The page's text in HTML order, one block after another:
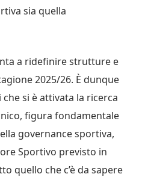
sia quella
a ridefinire strutture e
2025/26. È dunque
si è attivata la ricerca
figura fondamentale
governance sportiva,
Sportivo previsto in
quello che c’è da sapere